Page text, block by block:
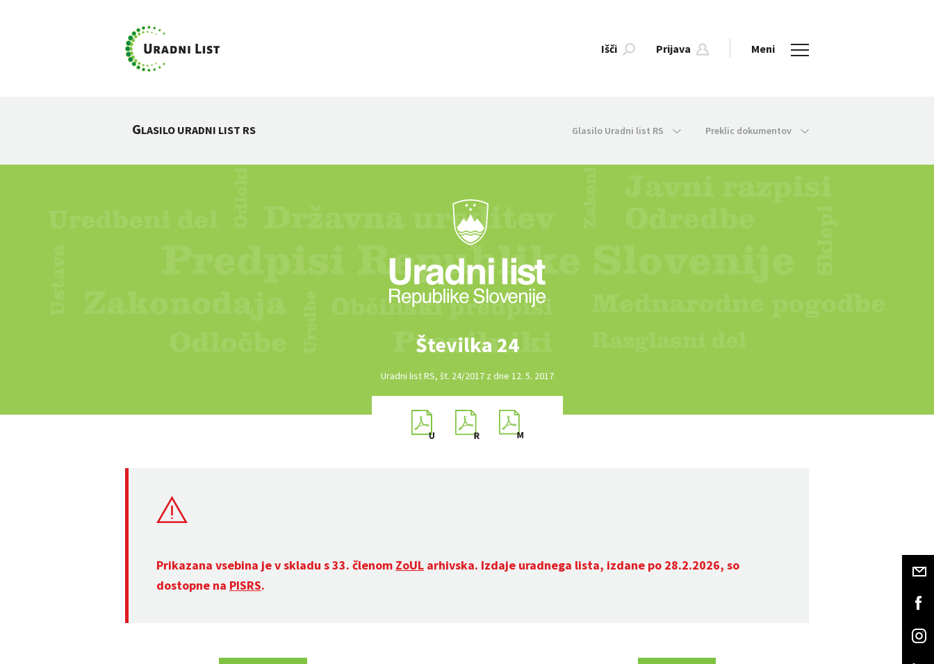
Išči Prijava Meni
GLASILO URADNI LIST RS Glasilo Uradni list RS Preklic dokumentov
Številka 24
Uradni list RS, št. 24/2017 z dne 12. 5. 2017
Prikazana vsebina je v skladu s 33. členom ZoUL arhivska. Izdaje uradnega lista, izdane po 28.2.2026, so
dostopne na PISRS.